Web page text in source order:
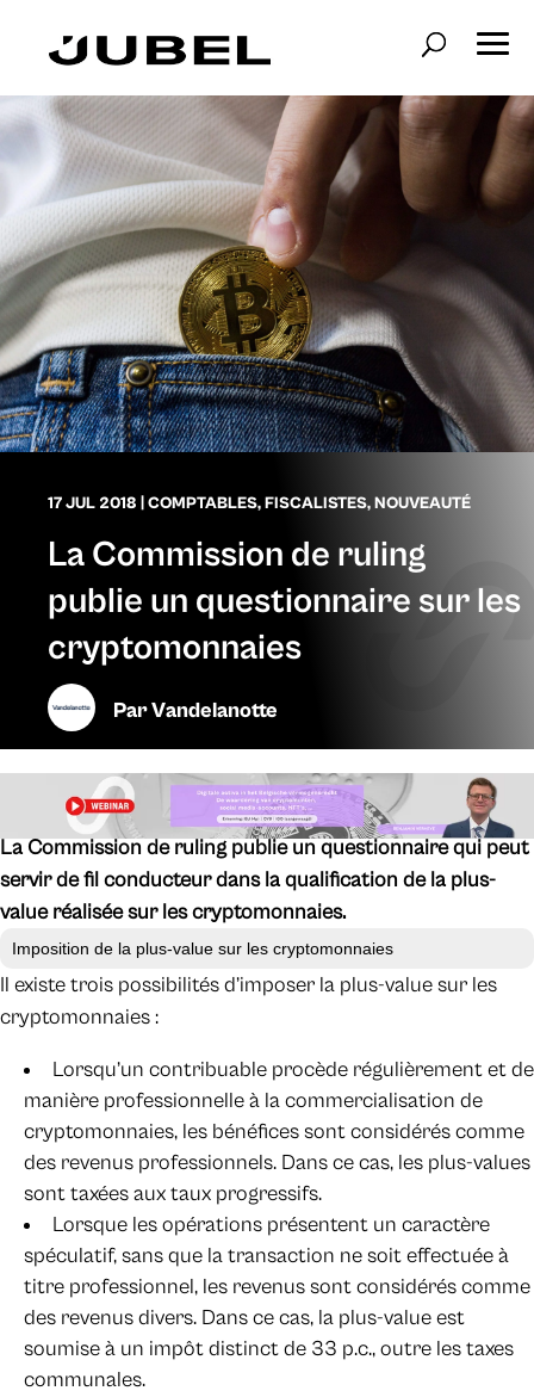
17 JUL 2018 COMPTABLES,FISCALISTES,NOUVEAUTÉ
La Commission de ruling
publie un questionnaire sur les
cryptomonnaies
ParVandelanotte
La Commission de ruling publie un questionnaire qui peut
servir de fil conducteur dans la qualification de la plus-
value réalisée sur les cryptomonnaies.
Imposition de la plus-value sur les cryptomonnaies
Il existe trois possibilités d’imposer la plus-value sur les
cryptomonnaies :
Lorsqu’un contribuable procède régulièrement et de
manière professionnelle à la commercialisation de
cryptomonnaies, les bénéfices sont considérés comme
des revenus professionnels. Dans ce cas, les plus-values
sont taxées aux taux progressifs.
Lorsque les opérations présentent un caractère
spéculatif, sans que la transaction ne soit effectuée à
titre professionnel, les revenus sont considérés comme
des revenus divers. Dans ce cas, la plus-value est
soumise à un impôt distinct de 33 p.c., outre les taxes
communales.